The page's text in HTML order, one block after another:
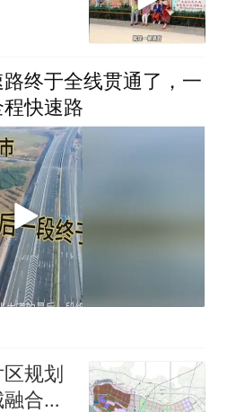
终于全线贯通了，一
快速路
规划
合发